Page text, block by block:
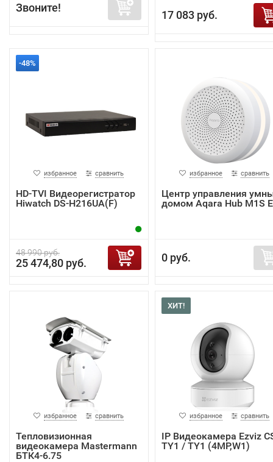
Звоните!
17 083 руб.
-48%
избранное сравнить
HD-TVI Видеорегистратор
Hiwatch DS-H216UA(F)
48 990 руб.
25 474,80 руб.
избранное сравнить
Центр управления
домом Aqara Hub M1S
0 руб.
избранное сравнить
Тепловизионная
видеокамера Mastermann
БТК4-6.75
ХИТ!
избранное сравнить
IP Видеокамера Ezviz
TY1 / TY1 (4MP,W1)